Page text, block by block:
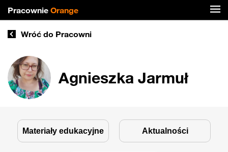
Pracownie Orange
Wróć do Pracowni
Agnieszka Jarmuł
Materiały edukacyjne Aktualności